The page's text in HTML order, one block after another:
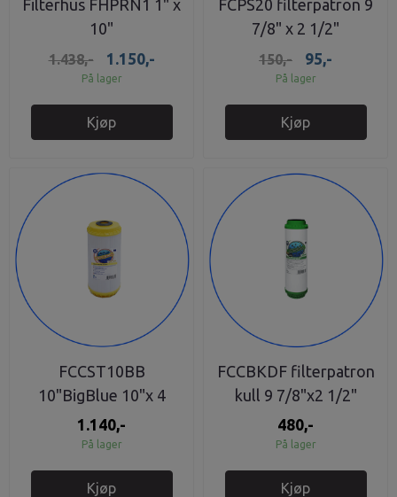
Filterhus FHPRN1 1" x
10"
1.438,- 1.150,-
På lager
Kjøp
FCPS20 filterpatron 9
7/8" x 2 1/2"
polypropylen
150,- 95,-
På lager
Kjøp
FCCST10BB
10"BigBlue 10"x 4
1/2"filterpatron
kalkfjerning
1.140,-
På lager
Kjøp
FCCBKDF filterpatron
kull 9 7/8"x2 1/2"
480,-
På lager
Kjøp